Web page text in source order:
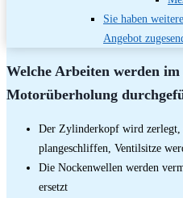
Sie haben
Angebot
Welche Arbeiten werden
Motorüberholung
Der Zylinderkopf wird zerlegt,
plangeschliffen, Ventilsitze
Die Nockenwellen werden
ersetzt